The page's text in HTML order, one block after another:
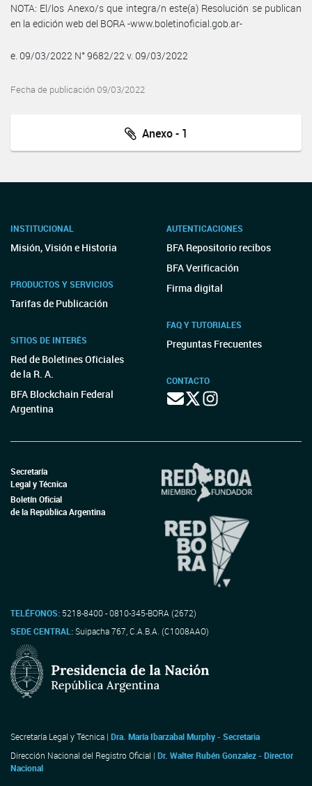
NOTA: El/los Anexo/s que integra/n este(a) Resolución se publican
en la edición web del BORA -www.boletinoficial.gob.ar-
e. 09/03/2022 N° 9682/22 v. 09/03/2022
Fecha de publicación 09/03/2022
Anexo - 1
INSTITUCIONAL
Misión, Visión e Historia
PRODUCTOS Y SERVICIOS
Tarifas de Publicación
SITIOS DE INTERÉS
Red de Boletines Oficiales
de la R. A.
BFA Blockchain Federal
Argentina
AUTENTICACIONES
BFA Repositorio recibos
BFA Verificación
Firma digital
FAQ Y TUTORIALES
Preguntas Frecuentes
CONTACTO
Secretaría
Legal y Técnica
Boletín Oficial
de la República Argentina
TELÉFONOS: 5218-8400 - 0810-345-BORA (2672)
SEDE CENTRAL:Suipacha 767, C.A.B.A. (C1008AAO)
Secretaría Legal y Técnica | Dra. María Ibarzabal Murphy - Secretaria
Dirección Nacional del Registro Oficial | Dr. Walter Rubén Gonzalez - Director
Nacional